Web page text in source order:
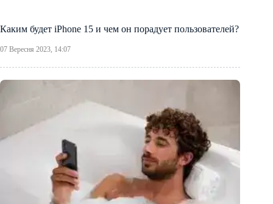
Каким будет iPhone 15 и чем он порадует пользователей?
07 Вересня 2023, 14:07